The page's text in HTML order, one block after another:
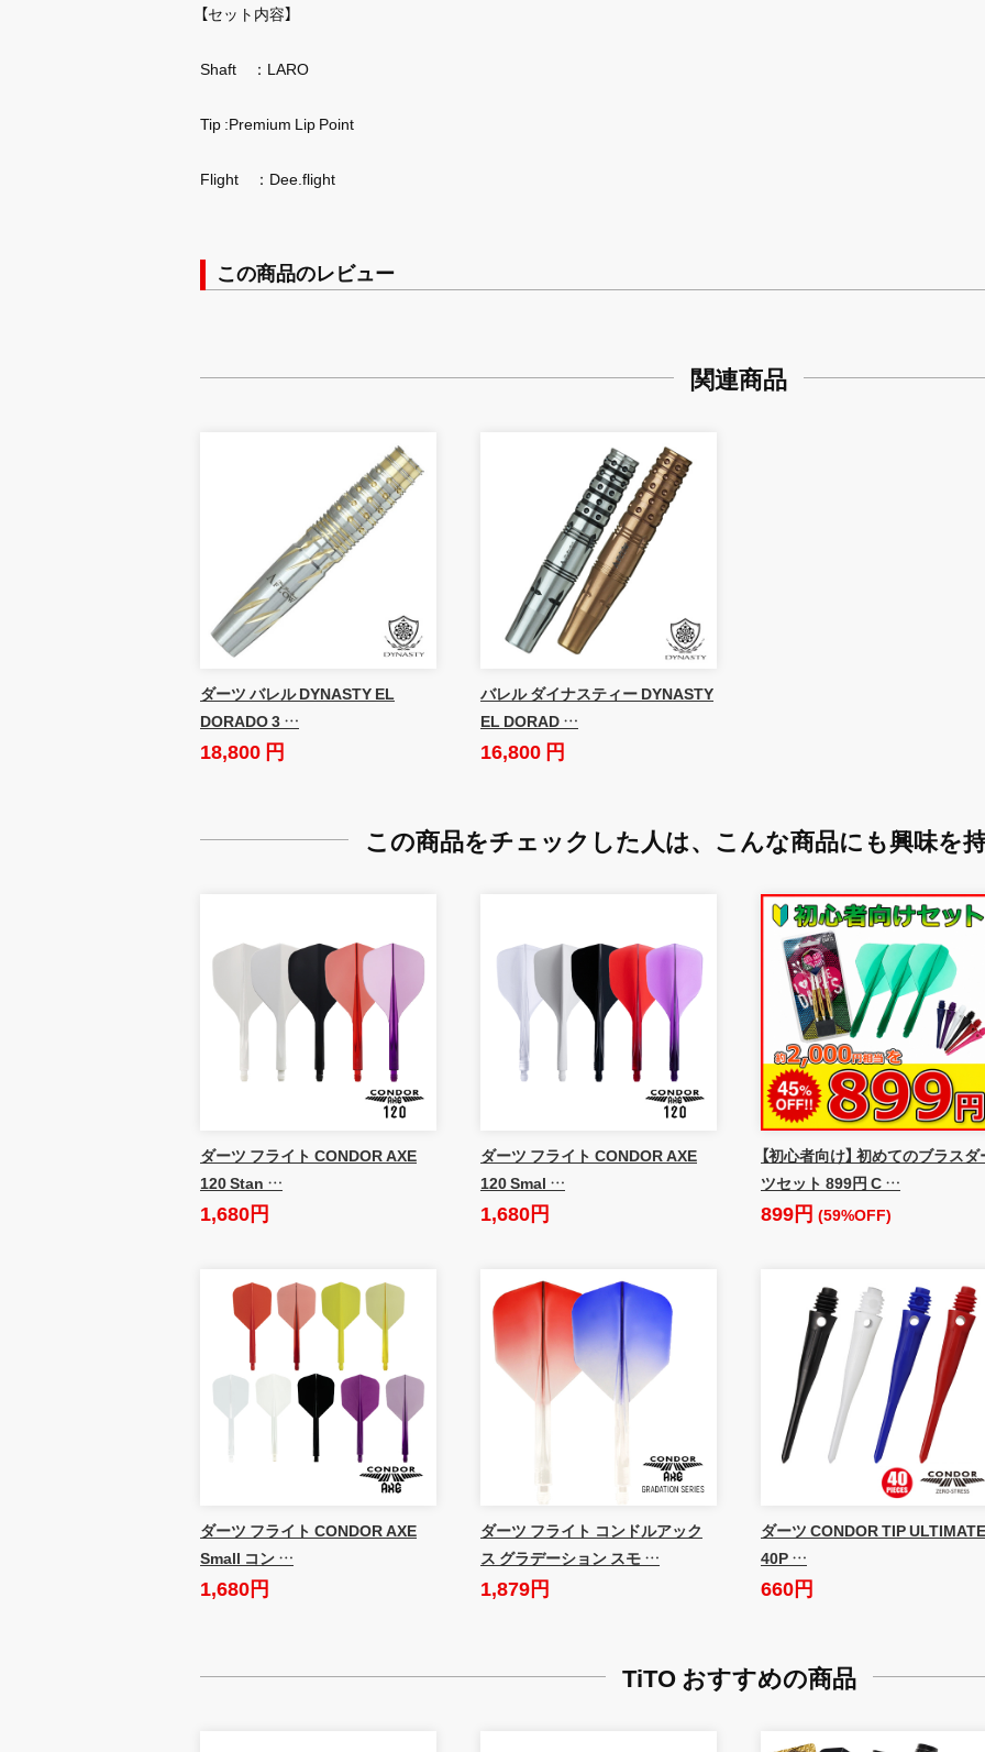
【セット内容】
Shaft ：LARO
Tip :Premium Lip Point
Flight ：Dee.flight
この商品のレビュー
関連商品
ダーツ バレル DYNASTY EL
DORADO 3 …
18,800 円
バレル ダイナスティー DYNASTY
EL DORAD …
16,800 円
この商品をチェックした人は、 こんな商品にも興味を
ダーツ フライト CONDOR AXE
120 Stan …
1,680円
ダーツ フライト CONDOR AXE
120 Smal …
1,680円
【初心者向け】 初めてのブラスダ
ツセット 899円 C …
899円 (59%OFF)
ダーツ フライト CONDOR AXE
Small コン …
1,680円
ダーツ フライト コンドルアック
ス グラデーション スモ …
1,879円
ダーツ CONDOR TIP ULTIMATE
40P …
660円
TiTO おすすめの商品